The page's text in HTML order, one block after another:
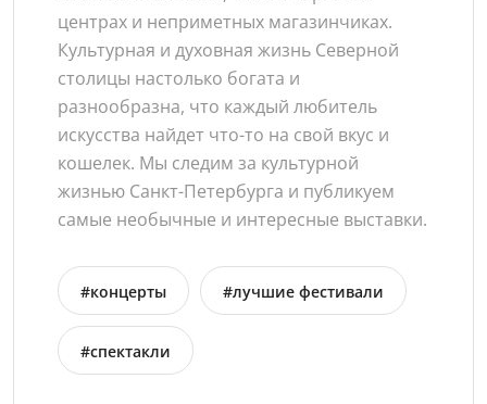
центрах и неприметных магазинчиках.
Культурная и духовная жизнь Северной
столицы настолько богата и
разнообразна, что каждый любитель
искусства найдет что-то на свой вкус и
кошелек. Мы следим за культурной
жизнью Санкт-Петербурга и публикуем
самые необычные и интересные выставки.
#концерты #лучшие фестивали
#спектакли